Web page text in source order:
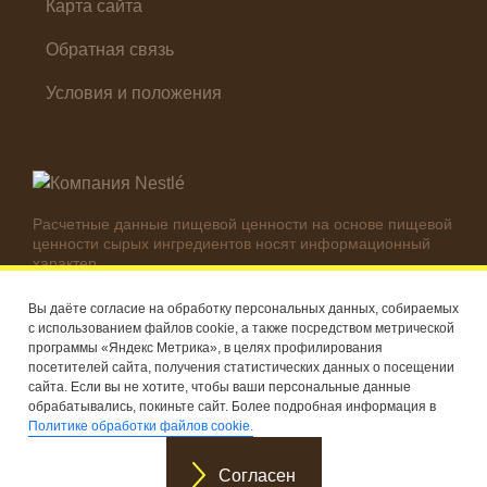
Карта сайта
Обратная связь
Условия и положения
Расчетные данные пищевой ценности на основе пищевой
ценности сырых ингредиентов носят информационный
характер.
используемых ингредиентов.
© Компания Nestlé, 2026 г. Все права защищены
®Владелец товарных знаков: Société des Produits Nestlé S.A.
(Швейцария)
Вы даёте согласие на обработку персональных данных, собираемых
с использованием файлов cookie, а также посредством метрической
программы «Яндекс Метрика», в целях профилирования
посетителей сайта, получения статистических данных о посещении
сайта. Если вы не хотите, чтобы ваши персональные данные
обрабатывались, покиньте сайт. Более подробная информация в
Политике обработки файлов cookie.
Согласен